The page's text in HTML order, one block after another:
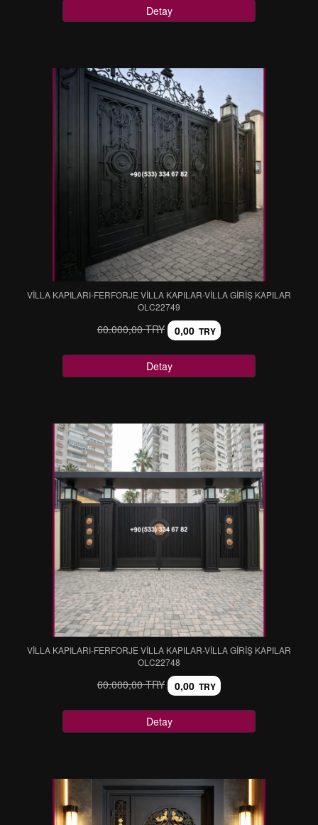
Detay
VİLLA KAPILARI-FERFORJE VİLLA KAPILAR-VİLLA GİRİŞ KAPILAR
OLC22749
60.000,00 TRY 0,00 TRY
Detay
VİLLA KAPILARI-FERFORJE VİLLA KAPILAR-VİLLA GİRİŞ KAPILAR
OLC22748
60.000,00 TRY 0,00 TRY
Detay